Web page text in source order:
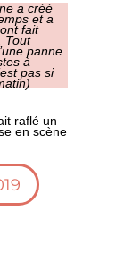
a créé
et a
fait
Tout
panne
à
pas si
raflé un
en scène